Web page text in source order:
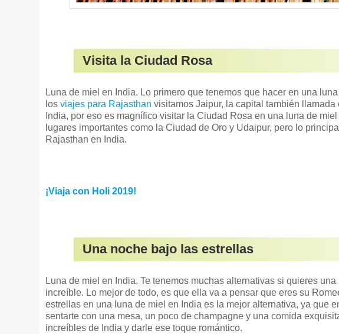
Visita la Ciudad Rosa
Luna de miel en India. Lo primero que tenemos que hacer en una
losviajes para Rajasthan visitamos Jaipur, la capital también
India, por eso es magnífico visitar la Ciudad Rosa en una luna de
lugares importantes como la Ciudad de Oro y Udaipur, pero lo
Rajasthan en India.
¡Viaja con Holi 2019!
Una noche bajo las estrellas
Luna de miel en India. Te tenemos muchas alternativas si quieres
increíble. Lo mejor de todo, es que ella va a pensar que eres su
estrellas en una luna de miel en India es la mejor alternativa, ya que
sentarte con una mesa, un poco de champagne y una comida
increíbles de India y darle ese toque romántico.